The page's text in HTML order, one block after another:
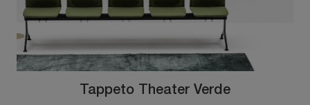
Tappeto Theater Verde